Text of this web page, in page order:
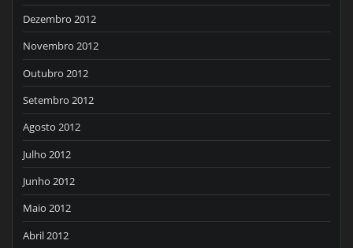
Dezembro 2012
Novembro 2012
Outubro 2012
Setembro 2012
Agosto 2012
Julho 2012
Junho 2012
Maio 2012
Abril 2012